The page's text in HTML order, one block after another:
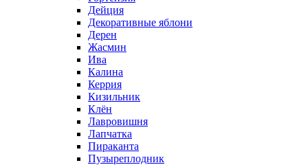
Дейция
Декоративные яблони
Дерен
Жасмин
Ива
Калина
Керрия
Кизильник
Клён
Лавровишня
Лапчатка
Пираканта
Пузыреплодник